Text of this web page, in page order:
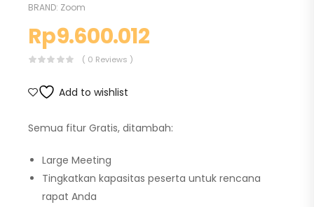
BRAND: Zoom
Rp9.600.012
( 0 Reviews )
Add to wishlist
Semua fitur Gratis, ditambah:
Large Meeting
Tingkatkan kapasitas peserta untuk rencana
rapat Anda